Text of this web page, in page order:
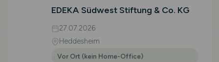
EDEKA Südwest Stiftung & Co. KG
27.07.2026
Heddesheim
Vor Ort (kein Home-Office)